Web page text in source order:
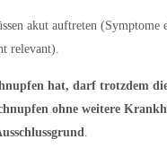
akut auftreten (Symptome
relevant).
hat, darf trotzdem
ohne weitere